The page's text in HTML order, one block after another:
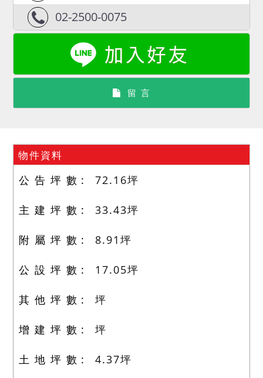
02-2500-0075
留 言
物件資料
公 告 坪 數 72.16坪
主 建 坪 數 33.43坪
附 屬 坪 數 8.91 坪
公 設 坪 數 17.05坪
其 他 坪 數 坪
增 建 坪 數 坪
土 地 坪 數 4.37坪